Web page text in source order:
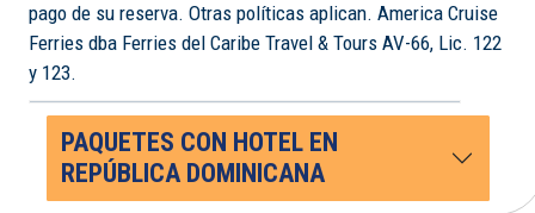
pago de su reserva. Otras políticas aplican. America Cruise
Ferries dba Ferries del Caribe Travel & Tours AV-66, Lic. 122
y 123.
PAQUETES CON HOTEL EN
REPÚBLICA DOMINICANA